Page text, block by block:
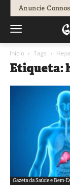
Anuncie
Início Tags
Etiqueta:
Gazeta da Saúde e Bem-